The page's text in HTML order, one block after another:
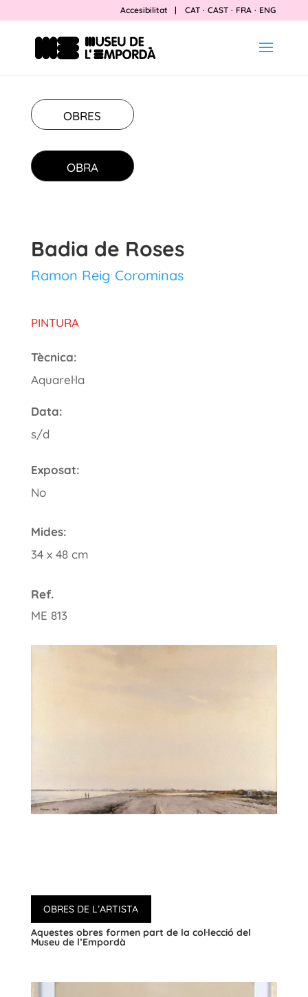
Accesibilitat | CAT · CAST · FRA · ENG
OBRES
OBRA
Badia de Roses
Ramon Reig Corominas
PINTURA
Tècnica:
Aquarel·la
Data:
s/d
Exposat:
No
Mides:
34 x 48 cm
Ref.
ME 813
OBRES DE L’ARTISTA
Aquestes obres formen part de la col·lecció del
Museu de l’Empordà